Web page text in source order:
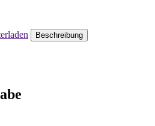
Beschreibung